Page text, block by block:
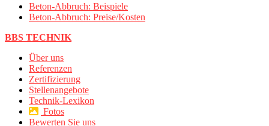
Beton-Abbruch: Beispiele
Beton-Abbruch: Preise/Kosten
BBS TECHNIK
Über uns
Referenzen
Zertifizierung
Stellenangebote
Technik-Lexikon
Fotos
Bewerten Sie uns